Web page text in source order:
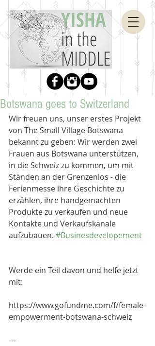
YISHA
in the
MIDDLE
Botswana goes to Switzerland
Wir freuen uns, unser erstes Projekt
von The Small Village Botswana
bekannt zu geben: Wir werden zwei
Frauen aus Botswana unterstützen,
in die Schweiz zu kommen, um mit
Ständen an der Grenzenlos - die
Ferienmesse​ ihre Geschichte zu
erzählen, ihre handgemachten
Produkte zu verkaufen und neue
Kontakte und Verkaufskänale
aufzubauen. #Businesdevelopement
Werde ein Teil davon und helfe jetzt
mit:
https://www.gofundme.com/f/female-
empowerment-botswana-schweiz
---